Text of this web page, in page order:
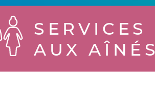
SERVICES
AUX AÎNÉS